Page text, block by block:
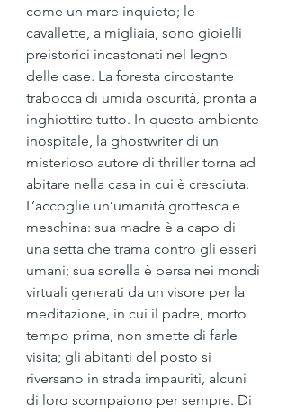
come un mare inquieto; le
cavallette, a migliaia, sono gioielli
preistorici incastonati nel legno
delle case. La foresta circostante
trabocca di umida oscurità, pronta a
inghiottire tutto. In questo ambiente
inospitale, la ghostwriter di un
misterioso autore di thriller torna ad
abitare nella casa in cui è cresciuta.
L’accoglie un’umanità grottesca e
meschina: sua madre è a capo di
una setta che trama contro gli esseri
umani; sua sorella è persa nei mondi
virtuali generati da un visore per la
meditazione, in cui il padre, morto
tempo prima, non smette di farle
visita; gli abitanti del posto si
riversano in strada impauriti, alcuni
di loro scompaiono per sempre. Di